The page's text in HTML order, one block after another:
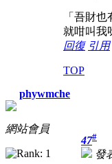
「吾財
就咁叫我
回復 引用
TOP
phywmche
網站會員
47#
發